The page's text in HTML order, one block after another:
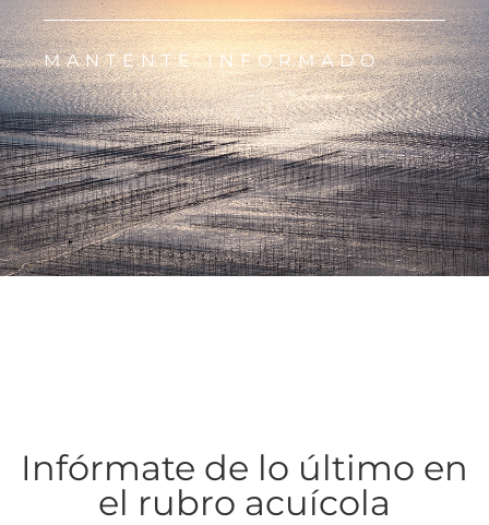
MANTENTE INFORMADO
Infórmate de lo último en
el rubro acuícola